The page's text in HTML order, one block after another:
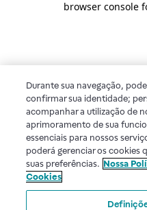
browser console
Durante sua navegação,
confirmar sua identidade;
acompanhar a utilização de
aprimoramento de sua
essenciais para nossos
poderá gerenciar os cookies
suas preferências. Nossa
Cookies